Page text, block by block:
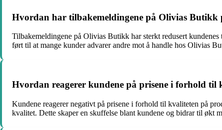
Hvordan har tilbakemeldingene på Olivias Butikk
Tilbakemeldingene på Olivias Butikk har sterkt redusert
ført til at mange kunder advarer andre mot å handle hos Olivias
Hvordan reagerer kundene på prisene i forhold
Kundene reagerer negativt på prisene i forhold til kvaliteten på
kvalitet. Dette skaper en skuffelse blant kundene og bidrar til økt